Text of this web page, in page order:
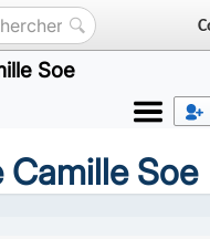
Soe
Camille Soe